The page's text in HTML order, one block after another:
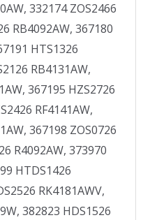
332174 ZOS2466
RB4092AW, 367180
HTS1326
RB4131AW,
367195 HZS2726
RF4141AW,
367198 ZOS0726
R4092AW, 373970
HTDS1426
RK4181AWV,
382823 HDS1526